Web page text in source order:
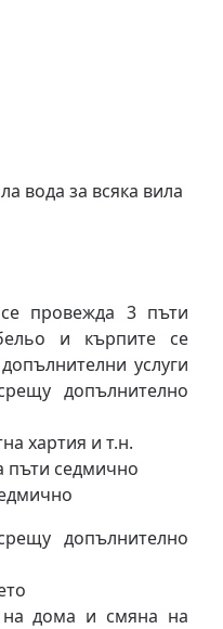
вода за всяка вила
провежда 3 пъти
и кърпите се
услуги
допълнително
хартия и т.н.
пъти седмично
допълнително
на дома и смяна на